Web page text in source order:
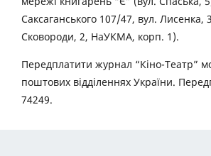
Саксаганського 107/47, вул. Лисенка,
Сковороди, 2, НаУКМА, корп. 1).
Передплатити журнал “Кіно-Театр”
поштових відділеннях України.
74249.